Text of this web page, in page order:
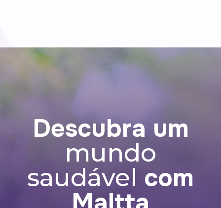
Descubra um
mundo
saudável com